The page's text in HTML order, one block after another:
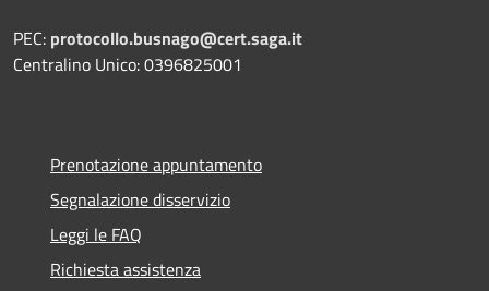
PEC: protocollo.busnago@cert.saga.it
Centralino Unico: 0396825001
Prenotazione appuntamento
Segnalazione disservizio
Leggi le FAQ
Richiesta assistenza